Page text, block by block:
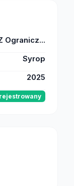
Ogranicz...
Syrop
2025